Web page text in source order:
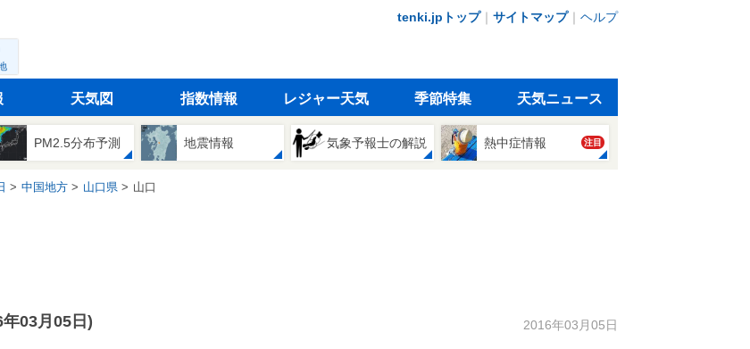
tenki.jpトップ｜ サイトマップ｜ ヘルプ
天気図 指数情報 レジャー天気 季節特集 天気ニュース
PM2.5分布予測 地震情報 気象予報士の解説 熱中症情報 注目
中国地方 山口県 山口
年03月05日) 2016年03月05日